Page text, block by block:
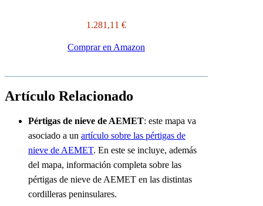
1.281,11 €
Comprar en Amazon
Artículo Relacionado
Pértigas de nieve de AEMET: este mapa va
asociado a un artículo sobre las pértigas de
nieve de AEMET. En este se incluye, además
del mapa, información completa sobre las
pértigas de nieve de AEMET en las distintas
cordilleras peninsulares.